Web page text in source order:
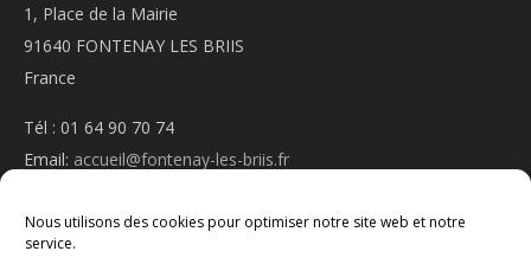
Nous utilisons des cookies pour optimiser notre site web et notre
service.
1, Place de la Mairie
91640 FONTENAY LES BRIIS
France
Tél : 01 64 90 70 74
Email: accueil@fontenay-les-briis.fr